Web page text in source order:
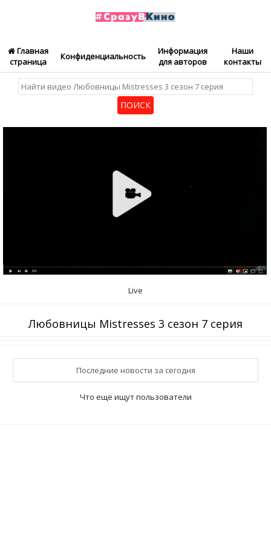
Главная
страница
Конфиденциальность
Информация
для авторов
Наши
контакты
Live
Любовницы Mistresses 3 сезон 7 серия
Последние новости за сегодня
Что еще ищут пользователи